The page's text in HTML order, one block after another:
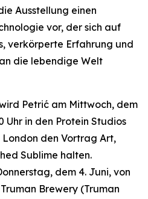
Ausstellung einen
vor, der sich auf
verkörperte Erfahrung und
die lebendige Welt
Petrić am Mittwoch, dem
Uhr in den Protein Studios
London den Vortrag Art,
Sublime halten.
dem 4. Juni, von
Truman Brewery (Truman